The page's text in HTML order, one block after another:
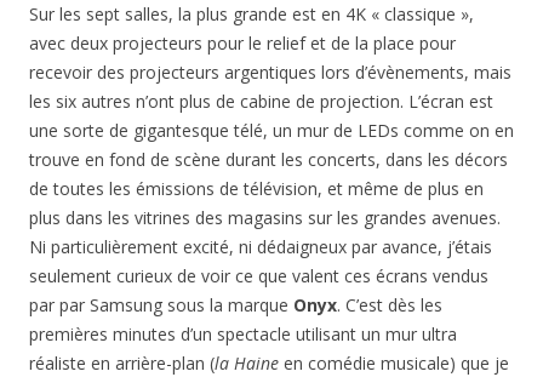
Sur les sept salles, la plus grande est en 4K « classique »,
avec deux projecteurs pour le relief et de la place pour
recevoir des projecteurs argentiques lors d’évènements, mais
les six autres n’ont plus de cabine de projection. L’écran est
une sorte de gigantesque télé, un mur de LEDs comme on en
trouve en fond de scène durant les concerts, dans les décors
de toutes les émissions de télévision, et même de plus en
plus dans les vitrines des magasins sur les grandes avenues.
Ni particulièrement excité, ni dédaigneux par avance, j’étais
seulement curieux de voir ce que valent ces écrans vendus
par par Samsung sous la marque Onyx. C’est dès les
premières minutes d’un spectacle utilisant un mur ultra
réaliste en arrière-plan (la Haine en comédie musicale) que je